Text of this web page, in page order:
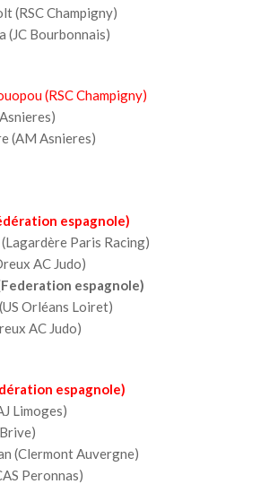
(RSC Champigny)
(JC Bourbonnais)
(RSC Champigny)
(AM Asnieres)
espagnole)
Paris Racing)
AC Judo)
espagnole)
Orléans Loiret)
AC Judo)
espagnole)
Limoges)
(Clermont Auvergne)
Peronnas)